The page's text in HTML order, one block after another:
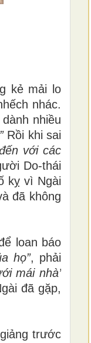
kẻ mải lo
nhác.
nhiều
Rồi khi sai
với các
Do-thái
kỵ vì Ngài
đã không
loan báo
họ”, phải
mái nhà’
đã gặp,
trước